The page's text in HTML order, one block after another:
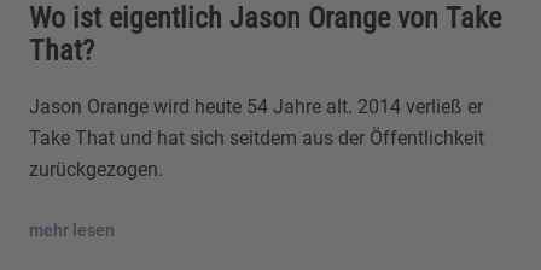
Wo ist eigentlich Jason Orange von Take
That?
Jason Orange wird heute 54 Jahre alt. 2014 verließ er
Take That und hat sich seitdem aus der Öffentlichkeit
zurückgezogen.
mehr lesen